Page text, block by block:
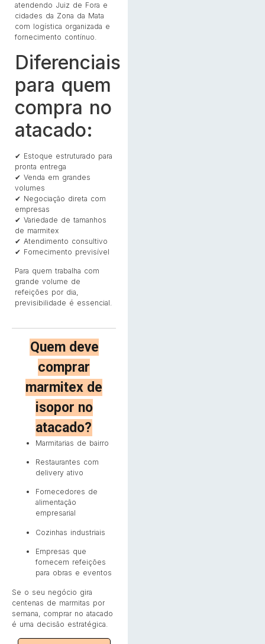
atendendo Juiz de Fora e
cidades da Zona da Mata
com logística organizada e
fornecimento contínuo.
Diferenciais
para quem
compra no
atacado:
✔ Estoque estruturado para
pronta entrega
✔ Venda em grandes
volumes
✔ Negociação direta com
empresas
✔ Variedade de tamanhos
de marmitex
✔ Atendimento consultivo
✔ Fornecimento previsível
Para quem trabalha com
grande volume de
refeições por dia,
previsibilidade é essencial.
Quem deve
comprar
marmitex de
isopor no
atacado?
Marmitarias de bairro
Restaurantes com
delivery ativo
Fornecedores de
alimentação
empresarial
Cozinhas industriais
Empresas que
fornecem refeições
para obras e eventos
Se o seu negócio gira
centenas de marmitas por
semana, comprar no atacado
é uma decisão estratégica.